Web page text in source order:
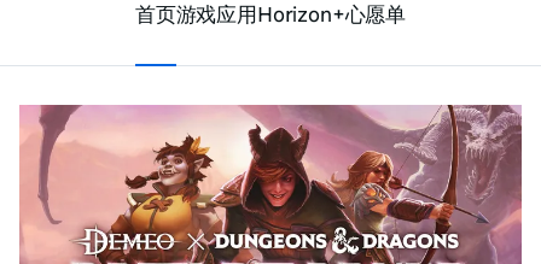
首页游戏应用Horizon+心愿单